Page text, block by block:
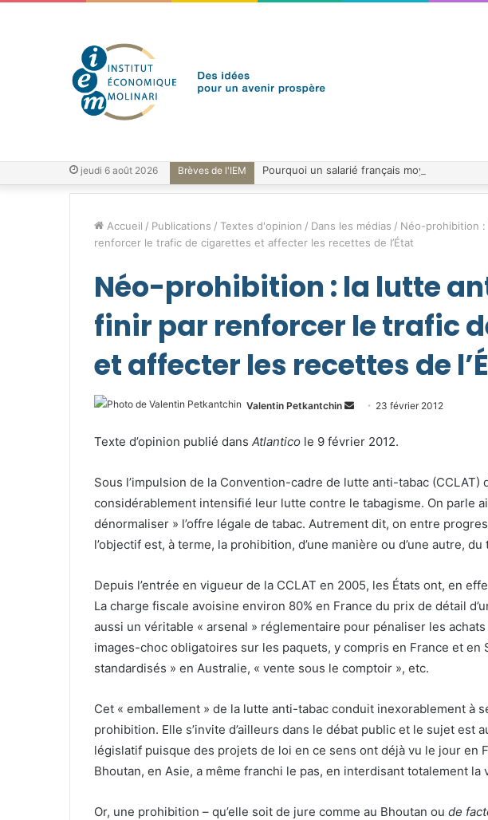
jeudi 6 août 2026 Brèves de l'IEM
Accueil / Publications / Textes d'opinion / Dans les médias / Néo-prohibition
renforcer le trafic de cigarettes et affecter les recettes de l’État
Néo-prohibition : la lutte
finir par renforcer le trafic
et affecter les recettes de
Valentin Petkantchin
Envoyer
courriel
23 février 2012
Texte d’opinion publié dans Atlantico le 9 février 2012.
Sous l’impulsion de la Convention-cadre de lutte anti-tabac (CCLAT)
considérablement intensifié leur lutte contre le tabagisme. On parle
dénormaliser » l’offre légale de tabac. Autrement dit, on entre
l’objectif est, à terme, la prohibition, d’une manière ou d’une autre, du
Depuis l’entrée en vigueur de la CCLAT en 2005, les États ont, en
La charge fiscale avoisine environ 80% en France du prix de détail
aussi un véritable « arsenal » réglementaire pour pénaliser les
images-choc obligatoires sur les paquets, y compris en France et en
standardisés » en Australie, « vente sous le comptoir », etc.
Cet « emballement » de la lutte anti-tabac conduit inexorablement à
prohibition. Elle s’invite d’ailleurs dans le débat public et le sujet est
législatif puisque des projets de loi en ce sens ont déjà vu le jour en
Bhoutan, en Asie, a même franchi le pas, en interdisant totalement la
Or, une prohibition – qu’elle soit de jure comme au Bhoutan ou de